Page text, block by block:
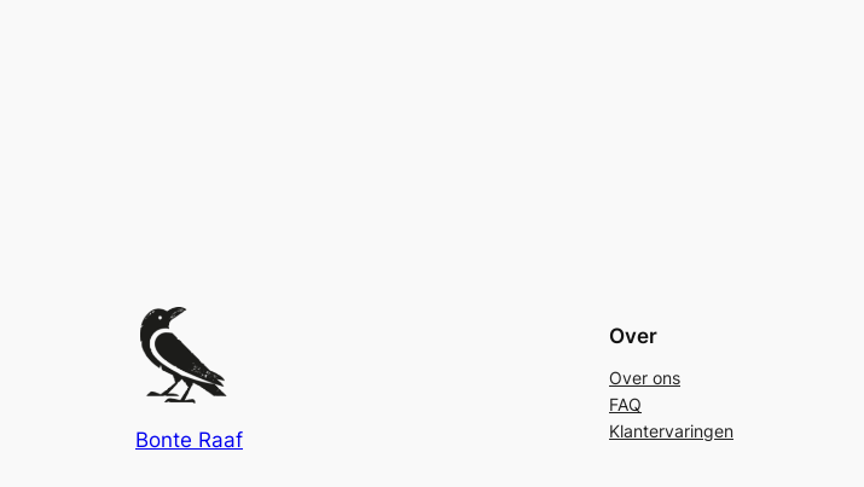
Bonte Raaf
Over
Over ons
FAQ
Klantervaringen